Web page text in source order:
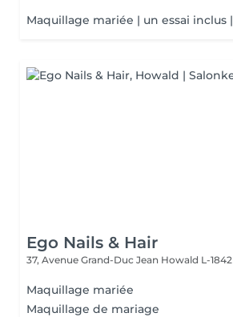
Maquillage mariée | un essai inclus |
Ego Nails & Hair
37, Avenue Grand-Duc Jean Howald L-1842
Maquillage mariée
Maquillage de mariage